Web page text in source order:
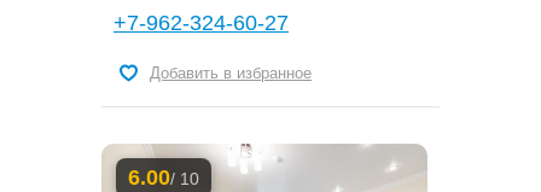
+7-962-324-60-27
Добавить в избранное
6.00/ 10